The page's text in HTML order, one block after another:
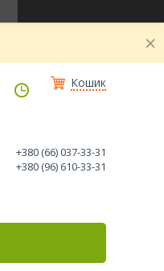
Кошик
+380 (66) 037-33-31
+380 (96) 610-33-31